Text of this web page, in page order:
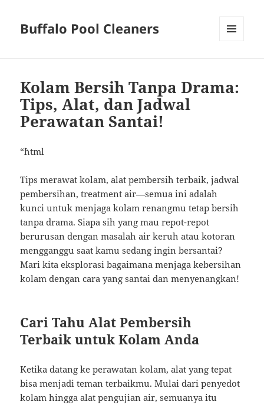
Buffalo Pool Cleaners
Kolam Bersih Tanpa Drama:
Tips, Alat, dan Jadwal
Perawatan Santai!
“`html
Tips merawat kolam, alat pembersih terbaik, jadwal
pembersihan, treatment air—semua ini adalah
kunci untuk menjaga kolam renangmu tetap bersih
tanpa drama. Siapa sih yang mau repot-repot
berurusan dengan masalah air keruh atau kotoran
mengganggu saat kamu sedang ingin bersantai?
Mari kita eksplorasi bagaimana menjaga kebersihan
kolam dengan cara yang santai dan menyenangkan!
Cari Tahu Alat Pembersih
Terbaik untuk Kolam Anda
Ketika datang ke perawatan kolam, alat yang tepat
bisa menjadi teman terbaikmu. Mulai dari penyedot
kolam hingga alat pengujian air, semuanya itu